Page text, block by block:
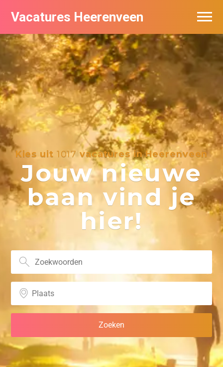
Vacatures Heerenveen
Kies uit 1017 vacatures in Heerenveen
Jouw nieuwe
baan vind je
hier!
Vacatures per bedrijf
De populairste vacatures in Heerenveen
Nieuwsbrief feed